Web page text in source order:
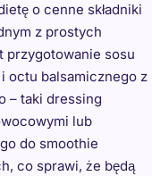
o cenne składniki
z prostych
przygotowanie sosu
octu balsamicznego z
– taki dressing
lub
do smoothie
co sprawi, że będą